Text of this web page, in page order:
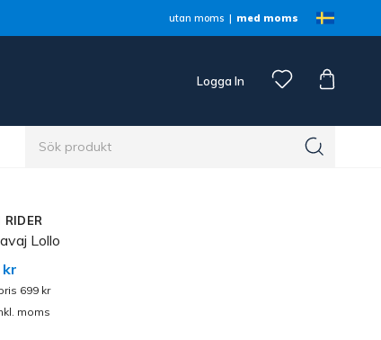
utan moms med moms
Logga In
RIDER
Lollo
699 kr
moms